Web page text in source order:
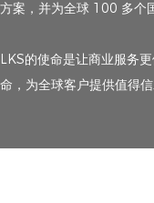
方案，并为全球 100 多个
LKS的使命是让商业服务
命，为全球客户提供值得信